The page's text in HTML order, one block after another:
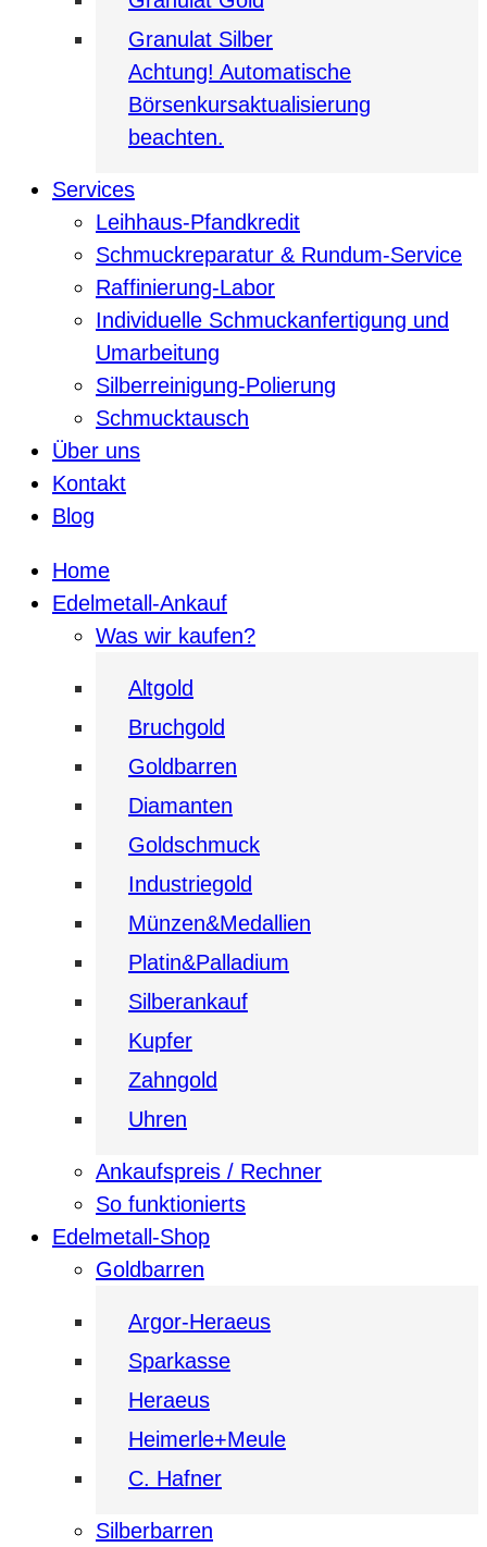
Granulat Silber
Achtung! Automatische
Börsenkursaktualisierung
beachten.
Services
Leihhaus-Pfandkredit
Schmuckreparatur & Rundum-Service
Raffinierung-Labor
Individuelle Schmuckanfertigung und
Umarbeitung
Silberreinigung-Polierung
Schmucktausch
Über uns
Kontakt
Blog
Home
Edelmetall-Ankauf
Was wir kaufen?
Altgold
Bruchgold
Goldbarren
Diamanten
Goldschmuck
Industriegold
Münzen&Medallien
Platin&Palladium
Silberankauf
Kupfer
Zahngold
Uhren
Ankaufspreis / Rechner
So funktionierts
Edelmetall-Shop
Goldbarren
Argor-Heraeus
Sparkasse
Heraeus
Heimerle+Meule
C. Hafner
Silberbarren